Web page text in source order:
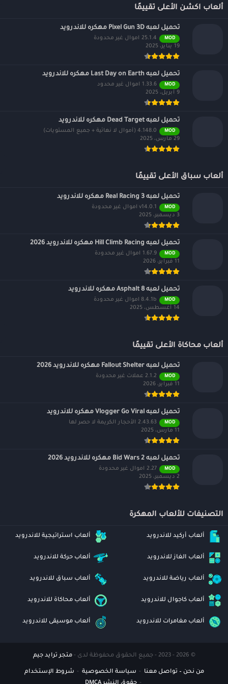
ألعاب اكشن الأعلى تقييمًا
تحميل لعبه Pixel Gun 3D مهكره للاندرويد
MOD
25.1.4 اموال غير محدودة
19 يناير، 2025
تحميل لعبه Last Day on Earth مهكره للاندرويد
MOD
1.33.6 اموال غير محدود
9 أبريل، 2025
تحميل لعبه Dead Target مهكره للاندرويد
MOD
4.148.0 (أموال لا نهائية + جميع المستويات)
29 مارس، 2025
ألعاب سباق الأعلى تقييمًا
تحميل لعبه Real Racing 3 مهكره للاندرويد
MOD
v14.0.1 اموال غير محدودة
3 ديسمبر، 2025
تحميل لعبه Hill Climb Racing مهكره للاندرويد 2026
MOD
1.67.9 اموال غير محدودة
11 فبراير، 2026
تحميل لعبه Asphalt 8 مهكره للاندرويد
MOD
8.4.1b اموال غير محدودة
14 أغسطس، 2025
ألعاب محاكاة الأعلى تقييمًا
تحميل لعبه Fallout Shelter مهكره للاندرويد 2026
MOD
2.1.2 عملات غير محدودة
11 فبراير، 2026
تحميل لعبه Vlogger Go Viral مهكره للاندرويد
MOD
2.43.63 الأحجار الكريمة لا حصر لها
11 مارس، 2025
تحميل لعبه Bid Wars 2 مهكره للاندرويد 2026
MOD
2.27 اموال غير محدودة
2 ديسمبر، 2025
التصنيفات للألعاب المهكرة
ألعاب أركيد للاندرويد ألعاب استراتيجية للاندرويد
ألعاب الغاز للاندرويد ألعاب حركة للاندرويد
ألعاب رياضة للاندرويد ألعاب سباق للاندرويد
ألعاب كاجوال للاندرويد ألعاب محاكاة للاندرويد
ألعاب مغامرات للاندرويد ألعاب موسيقى للاندرويد
© 2026 - 2023 - جميع الحقوق محفوظة لدى - متجر ترايد جيم
من نحن – تواصل معنا سياسة الخصوصية
شروط الإستخدام